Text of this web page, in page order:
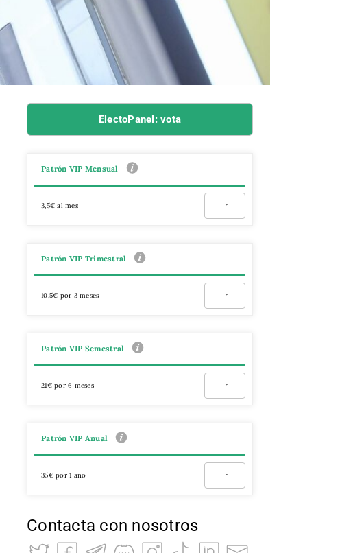
ElectoPanel: vota
Patrón VIP Mensual
3,5€ al mes Ir
Patrón VIP Trimestral
10,5€ por 3 meses Ir
Patrón VIP Semestral
21€ por 6 meses Ir
Patrón VIP Anual
35€ por 1 año Ir
Contacta con nosotros